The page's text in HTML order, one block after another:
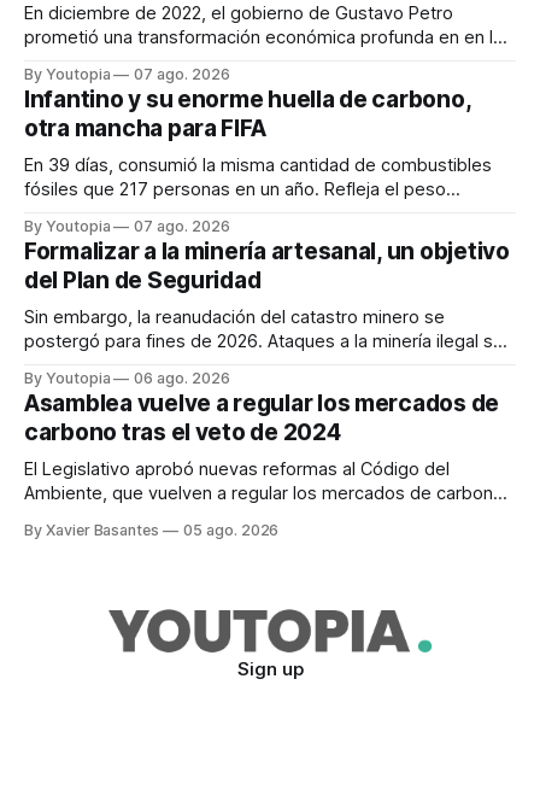
En diciembre de 2022, el gobierno de Gustavo Petro
prometió una transformación económica profunda en en la
By Youtopia 07 ago. 2026
Infantino y su enorme huella de carbono,
otra mancha para FIFA
En 39 días, consumió la misma cantidad de combustibles
fósiles que 217 personas en un año. Refleja el peso
By Youtopia 07 ago. 2026
Formalizar a la minería artesanal, un objetivo
del Plan de Seguridad
Sin embargo, la reanudación del catastro minero se
postergó para fines de 2026. Ataques a la minería ilegal se
By Youtopia 06 ago. 2026
Asamblea vuelve a regular los mercados de
carbono tras el veto de 2024
El Legislativo aprobó nuevas reformas al Código del
Ambiente, que vuelven a regular los mercados de carbono,
By Xavier Basantes 05 ago. 2026
Sign up